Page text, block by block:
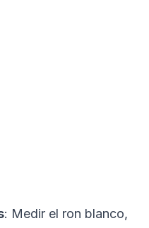
: Medir el ron blanco,